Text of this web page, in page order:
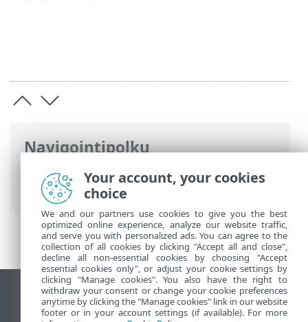
Navigointipolku
ESET-online-ohje>ESET Smart Security
Premium
>Lisäasetukset > Päivitykset
Näytä tietokonesivusto
End of Life
Your account, your cookies
choice
We and our partners use cookies to give you the best
optimized online experience, analyze our website traffic,
and serve you with personalized ads. You can agree to the
collection of all cookies by clicking "Accept all and close",
decline all non-essential cookies by choosing "Accept
essential cookies only", or adjust your cookie settings by
clicking "Manage cookies". You also have the right to
withdraw your consent or change your cookie preferences
anytime by clicking the "Manage cookies" link in our website
footer or in your account settings (if available). For more